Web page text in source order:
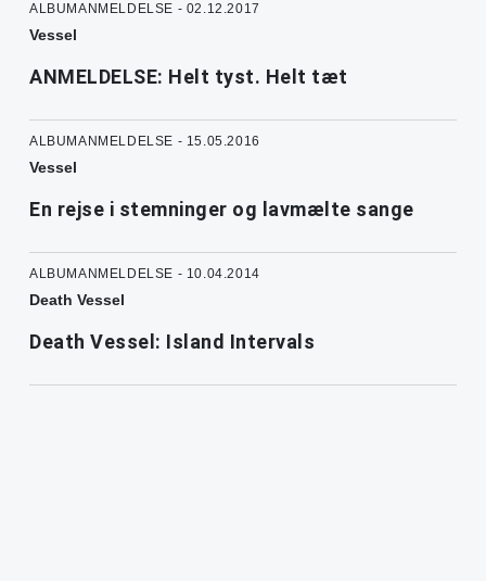
ALBUMANMELDELSE - 02.12.2017
Vessel
ANMELDELSE: Helt tyst. Helt tæt
ALBUMANMELDELSE - 15.05.2016
Vessel
En rejse i stemninger og lavmælte sange
ALBUMANMELDELSE - 10.04.2014
Death Vessel
Death Vessel: Island Intervals